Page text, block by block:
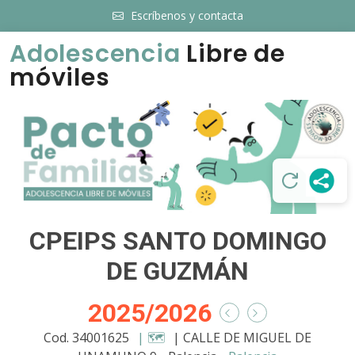
Escríbenos y contacta
Adolescencia Libre de
móviles
CPEIPS SANTO DOMINGO
DE GUZMÁN
2025/2026
Cod. 34001625 | 🗺️ | CALLE DE MIGUEL DE